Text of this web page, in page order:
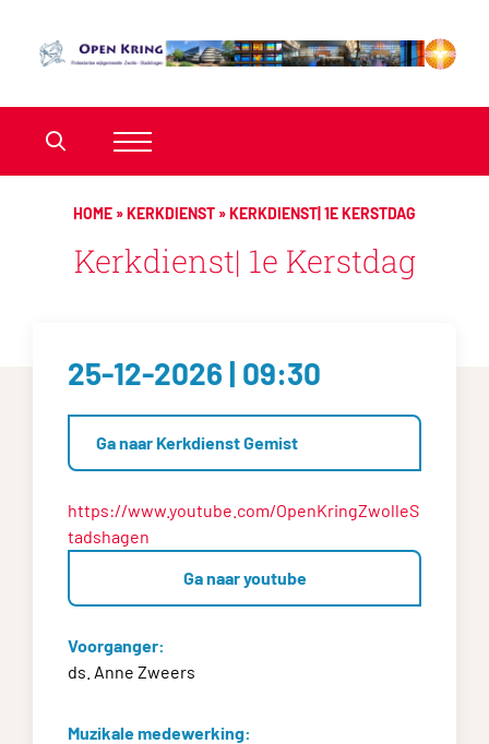
HOME »KERKDIENST »KERKDIENST| 1E KERSTDAG
Kerkdienst| 1e Kerstdag
25-12-2026 | 09:30
Ga naar Kerkdienst Gemist
https://www.youtube.com/OpenKringZwolleS
tadshagen
Ga naar youtube
Voorganger:
ds. Anne Zweers
Muzikale medewerking: